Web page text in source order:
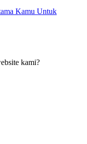
Kamu Untuk
kami?